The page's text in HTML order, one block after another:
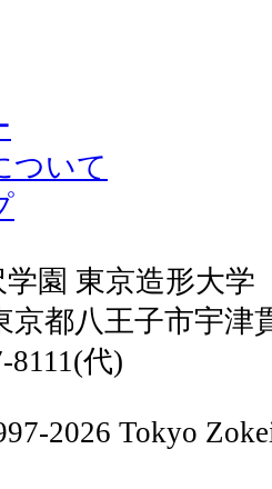
ついて
園 東京造形大学
京都八王子市宇津
8111(代)
-2026 Tokyo